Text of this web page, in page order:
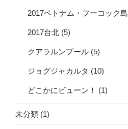
2017ベトナム・フーコック島
2017台北 (5)
クアラルンプール (5)
ジョグジャカルタ (10)
どこかにビューン！ (1)
未分類 (1)